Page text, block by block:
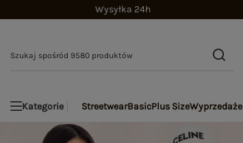
Wysyłka 24h
Kategorie StreetwearBasicPlus SizeWyprzedaże